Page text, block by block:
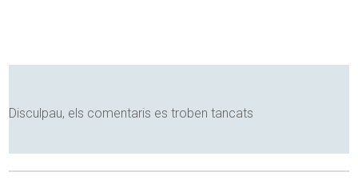
Disculpau, els comentaris es troben tancats